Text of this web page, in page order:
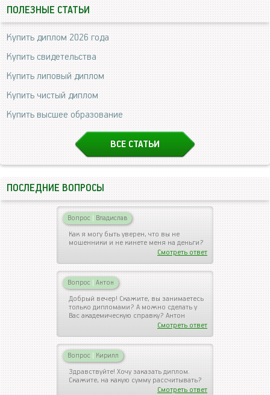
ПОЛЕЗНЫЕ СТАТЬИ
Купить диплом 2026 года
Купить свидетельства
Купить липовый диплом
Купить чистый диплом
Купить высшее образование
ВСЕ СТАТЬИ
ПОСЛЕДНИЕ ВОПРОСЫ
Вопрос | Владислав
Как я могу быть уверен, что вы не
мошенники и не кинете меня на деньги?
Смотреть ответ
Вопрос | Антон
Добрый вечер! Скажите, вы занимаетесь
только дипломами? А можно сделать у
Вас академическую справку? Антон
Смотреть ответ
Вопрос | Кирилл
Здравствуйте! Хочу заказать диплом.
Скажите, на какую сумму рассчитывать?
Смотреть ответ